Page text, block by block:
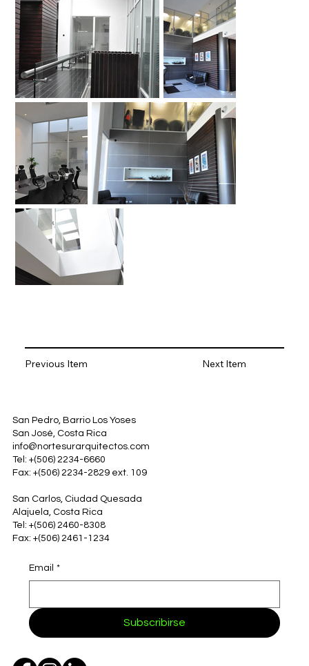
Previous Item Next Item
San Pedro, Barrio Los Yoses
San José, Costa Rica
info@nortesurarquitectos.com
Tel: +(506) 2234-6660
Fax: +(506) 2234-2829 ext. 109
San Carlos, Ciudad Quesada
Alajuela, Costa Rica
Tel: +(506) 2460-8308
Fax: +(506) 2461-1234
Email *
Subscribirse